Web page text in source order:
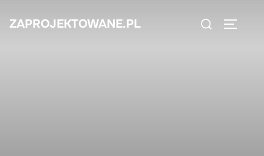
ZAPROJEKTOWANE.PL
Search